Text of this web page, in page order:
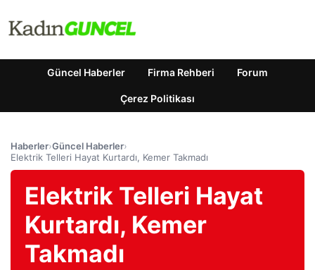
Güncel Haberler Firma Rehberi Forum
Çerez Politikası
Haberler›Güncel Haberler›
Elektrik Telleri Hayat Kurtardı, Kemer Takmadı
Elektrik Telleri Hayat
Kurtardı, Kemer
Takmadı